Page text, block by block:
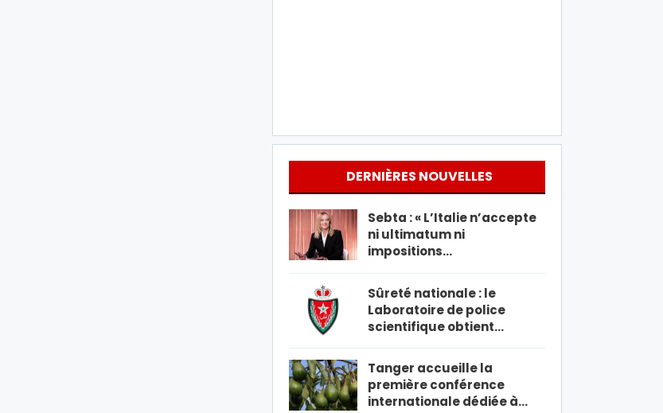
DERNIÈRES NOUVELLES
Sebta : « L’Italie n’accepte
ni ultimatum ni
impositions…
Sûreté nationale : le
Laboratoire de police
scientifique obtient…
Tanger accueille la
première conférence
internationale dédiée à…